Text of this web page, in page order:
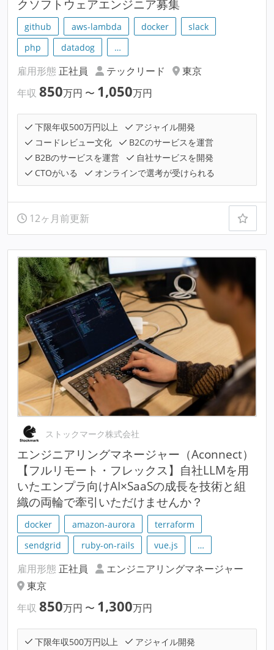
クソフトウェアエンジニア募集
github aws-lambda docker
slack
php
datadog …
雇用形態 正社員 テックリード
東京
年収 850万円 〜 1,050万円
下限年収500万円以上
アジャイル開発
コードレビュー文化
B2Cのサービスを運営
B2Bのサービスを運営
自社サービスを開発
CTOがいる
オンラインで選考が受けられる
12ヶ月前更新
ストックマーク株式会社
エンジニアリングマネージャー（Aconnect）
【フルリモート・フレックス】自社LLMを用
いたエンプラ向けAI×SaaSの成長を技術と組
織の両輪で牽引いただけませんか？
docker amazon-aurora
terraform
sendgrid
ruby-on-rails vue.js …
雇用形態 正社員
エンジニアリングマネージャー
東京
年収 850万円 〜 1,300万円
下限年収500万円以上
アジャイル開発